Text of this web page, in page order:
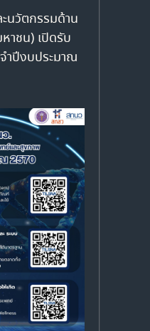
นวัตกรรมด้าน
าชน) เปิดรับ
ำปีงบประมาณ